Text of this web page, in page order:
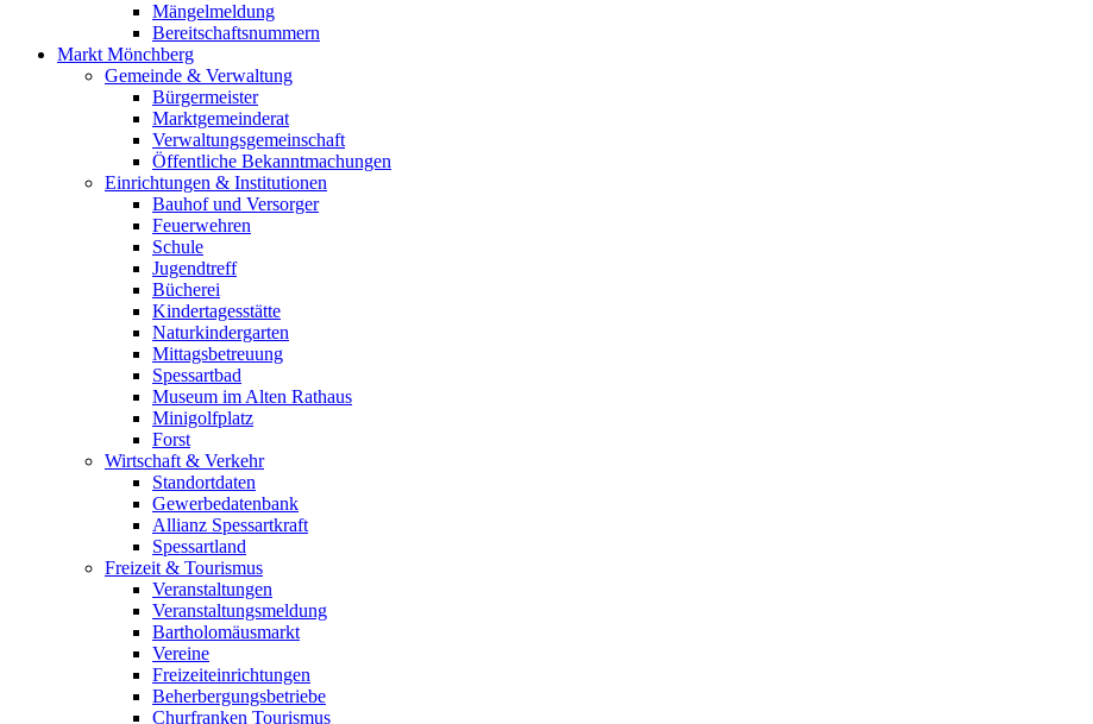
Mängelmeldung
Bereitschaftsnummern
Markt Mönchberg
Gemeinde & Verwaltung
Bürgermeister
Marktgemeinderat
Verwaltungsgemeinschaft
Öffentliche Bekanntmachungen
Einrichtungen & Institutionen
Bauhof und Versorger
Feuerwehren
Schule
Jugendtreff
Bücherei
Kindertagesstätte
Naturkindergarten
Mittagsbetreuung
Spessartbad
Museum im Alten Rathaus
Minigolfplatz
Forst
Wirtschaft & Verkehr
Standortdaten
Gewerbedatenbank
Allianz Spessartkraft
Spessartland
Freizeit & Tourismus
Veranstaltungen
Veranstaltungsmeldung
Bartholomäusmarkt
Vereine
Freizeiteinrichtungen
Beherbergungsbetriebe
Churfranken Tourismus